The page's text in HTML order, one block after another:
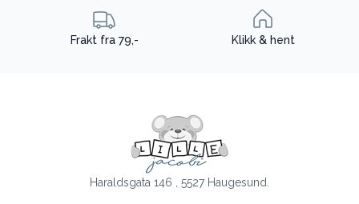
Frakt fra 79,- Klikk & hent
Haraldsgata 146 , 5527 Haugesund.